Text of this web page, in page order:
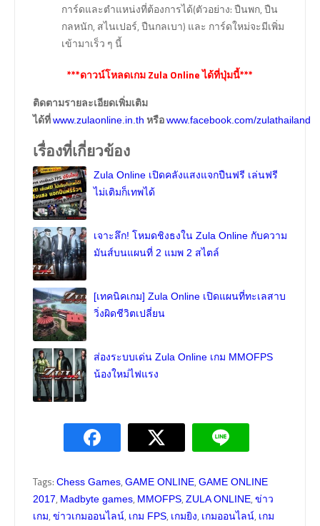
การ์ดและตำแหน่งที่ต้องการได้(ตัวอย่าง: ปืนพก, ปืน
กลหนัก, สไนเปอร์, ปืนกลเบา) และ การ์ดใหม่จะมีเพิ่ม
เข้ามาเร็ว ๆ นี้
***ดาวน์โหลดเกม Zula Online ได้ที่ปุ่มนี้***
ติดตามรายละเอียดเพิ่มเติม
ได้ที่www.zulaonline.in.th หรือwww.facebook.com/zulathailand
เรื่องที่เกี่ยวข้อง
Zula Online เปิดคลังแสงแจกปืนฟรี เล่นฟรี
ไม่เติมก็เทพได้
เจาะลึก! โหมดชิงธงใน Zula Online กับความ
มันส์บนแผนที่ 2 แมพ 2 สไตล์
[เทคนิคเกม] Zula Online เปิดแผนที่ทะเลสาบ
วิ่งผิดชีวิตเปลี่ยน
ส่องระบบเด่น Zula Online เกม MMOFPS
น้องใหม่ไฟแรง
Tags: Chess Games, GAME ONLINE, GAME ONLINE
2017, Madbyte games, MMOFPS, ZULA ONLINE, ข่าว
เกม, ข่าวเกมออนไลน์, เกม FPS, เกมยิง, เกมออนไลน์, เกม